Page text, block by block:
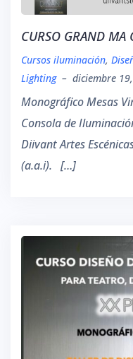
CURSO GRAND MA
Cursos iluminación,
Lighting – diciembre
Monográfico Mesas
Consola de
Diivant Artes
(a.a.i). […]